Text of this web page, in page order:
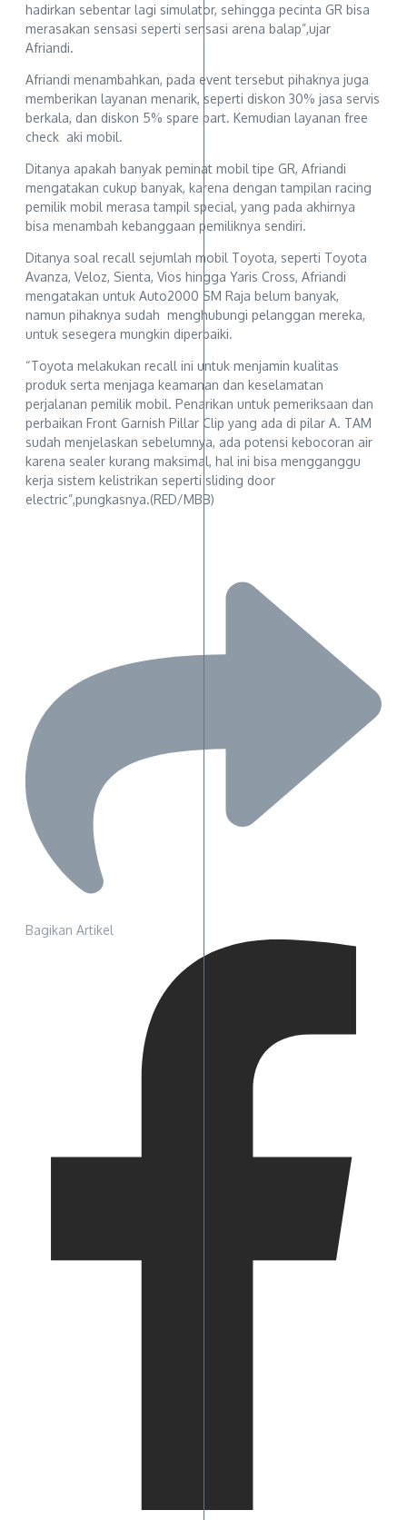
hadirkan sebentar lagi simulator, sehingga pecinta GR bisa
merasakan sensasi seperti sensasi arena balap”,ujar
Afriandi.
Afriandi menambahkan, pada event tersebut pihaknya juga
memberikan layanan menarik, seperti diskon 30% jasa servis
berkala, dan diskon 5% spare part. Kemudian layanan free
check aki mobil.
Ditanya apakah banyak peminat mobil tipe GR, Afriandi
mengatakan cukup banyak, karena dengan tampilan racing
pemilik mobil merasa tampil special, yang pada akhirnya
bisa menambah kebanggaan pemiliknya sendiri.
Ditanya soal recall sejumlah mobil Toyota, seperti Toyota
Avanza, Veloz, Sienta, Vios hingga Yaris Cross, Afriandi
mengatakan untuk Auto2000 SM Raja belum banyak,
namun pihaknya sudah menghubungi pelanggan mereka,
untuk sesegera mungkin diperbaiki.
“Toyota melakukan recall ini untuk menjamin kualitas
produk serta menjaga keamanan dan keselamatan
perjalanan pemilik mobil. Penarikan untuk pemeriksaan dan
perbaikan Front Garnish Pillar Clip yang ada di pilar A. TAM
sudah menjelaskan sebelumnya, ada potensi kebocoran air
karena sealer kurang maksimal, hal ini bisa mengganggu
kerja sistem kelistrikan seperti sliding door
electric”,pungkasnya.(RED/MBB)
Bagikan Artikel